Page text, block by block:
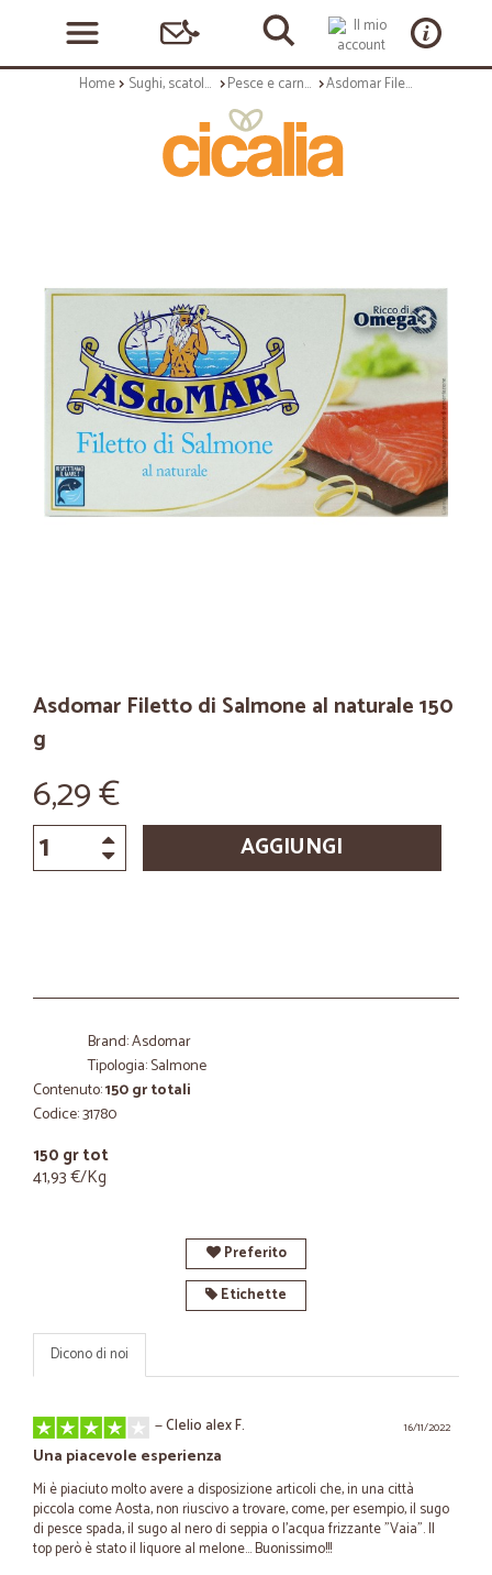
Home Sughi, scatolame e condimenti Pesce e carne in scatola Asdomar Filetto di Salmone al naturale 150 g
Asdomar Filetto di Salmone al naturale 150
g
6,29 €
AGGIUNGI
Brand: Asdomar
Tipologia: Salmone
Contenuto:150 gr totali
Codice: 31780
150 gr tot
41,93 €/Kg
Preferito
Etichette
Dicono di noi
16/11/2022
—Clelio alex F.
Una piacevole esperienza
Mi è piaciuto molto avere a disposizione articoli che, in una città
piccola come Aosta, non riuscivo a trovare, come, per esempio, il sugo
di pesce spada, il sugo al nero di seppia o l'acqua frizzante "Vaia". Il
top però è stato il liquore al melone... Buonissimo!!!